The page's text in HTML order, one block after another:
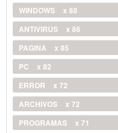
WINDOWS
x 88
ANTIVIRUS
x 86
PAGINA
x 85
PC
x 82
ERROR
x 72
ARCHIVOS
x 72
PROGRAMAS
x 71